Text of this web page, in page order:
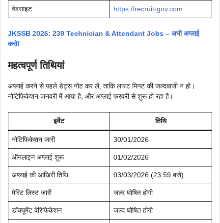
वेबसाइट https://recruit-gov.com
JKSSB 2026: 239 Technician & Attendant Jobs – अभी अप्लाई
करो!
महत्वपूर्ण तिथियां
अप्लाई करने से पहले डेट्स नोट कर लें, ताकि लास्ट मिनट की जल्दबाजी न हो।
नोटिफिकेशन जनवरी में आया है, और अप्लाई फरवरी से शुरू हो रहा है।
इवेंट तिथि
नोटिफिकेशन जारी 30/01/2026
ऑनलाइन अप्लाई शुरू 01/02/2026
अप्लाई की आखिरी तिथि 03/03/2026 (23:59 बजे)
मेरिट लिस्ट जारी जल्द घोषित होगी
डॉक्यूमेंट वेरिफिकेशन जल्द घोषित होगी